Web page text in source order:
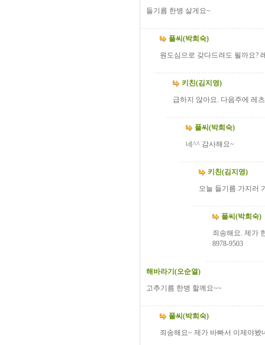
들기름 한병 살게요~
풀씨(박희숙)
원도심으로 갖다드려도 될까요?
키친(김지영)
급하지 않아요. 다음주에 레
풀씨(박희숙)
네^^ 감사해요~
키친(김지영)
오늘 들기름 가지러
풀씨(박희숙)
죄송해요. 제가
8978-9503
해바라기(오순열)
고추기름 한병 할께요~~
풀씨(박희숙)
죄송해요~ 제가 바빠서 이제야봤